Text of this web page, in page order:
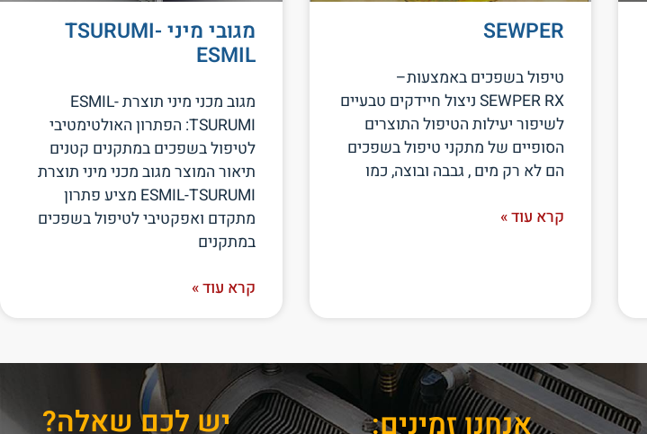
SEWPER
טיפול בשפכים באמצעות–
SEWPER RX ניצול חיידקים טבעיים
לשיפור יעילות הטיפול התוצרים
הסופיים של מתקני טיפול בשפכים
הם לא רק מים , גבבה ובוצה, כמו
קרא עוד »
מגובי מיני TSURUMI-
ESMIL
מגוב מכני מיני תוצרת ESMIL-
TSURUMI: הפתרון האולטימטיבי
לטיפול בשפכים במתקנים קטנים
תיאור המוצר מגוב מכני מיני תוצרת
ESMIL-TSURUMI מציע פתרון
מתקדם ואפקטיבי לטיפול בשפכים
במתקנים
קרא עוד »
אנחנו זמינים: יש לכם שאלה?